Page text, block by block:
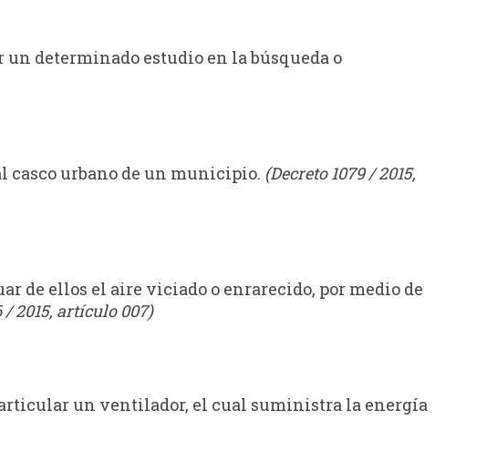
determinado estudio en la búsqueda o
casco urbano de un municipio. (Decreto 1079 / 2015,
de ellos el aire viciado o enrarecido, por medio de
/ 2015, artículo 007)
un ventilador, el cual suministra la energía